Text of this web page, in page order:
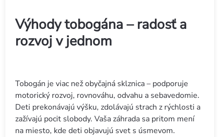
Výhody tobogána – radosť a
rozvoj v jednom
Tobogán je viac než obyčajná sklznica – podporuje
motorický rozvoj, rovnováhu, odvahu a sebavedomie.
Deti prekonávajú výšku, zdolávajú strach z rýchlosti a
zažívajú pocit slobody. Vaša záhrada sa pritom mení
na miesto, kde deti objavujú svet s úsmevom.